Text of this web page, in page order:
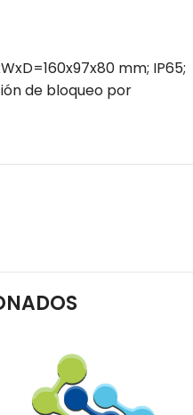
mm; IP65;
de bloqueo por